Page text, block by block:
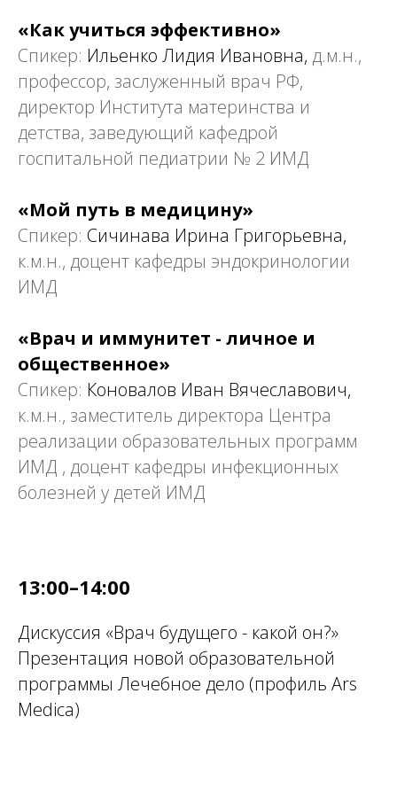
«Как учиться эффективно»
Спикер: Ильенко Лидия Ивановна, д.м.н.,
профессор, заслуженный врач РФ,
директор Института материнства и
детства, заведующий кафедрой
госпитальной педиатрии № 2 ИМД
«Мой путь в медицину»
Спикер: Сичинава Ирина Григорьевна,
к.м.н., доцент кафедры эндокринологии
ИМД
«Врач и иммунитет - личное и
общественное»
Спикер: Коновалов Иван Вячеславович,
к.м.н., заместитель директора Центра
реализации образовательных программ
ИМД , доцент кафедры инфекционных
болезней у детей ИМД
13:00–14:00
Дискуссия «Врач будущего - какой он?»
Презентация новой образовательной
программы Лечебное дело (профиль Ars
Medica)